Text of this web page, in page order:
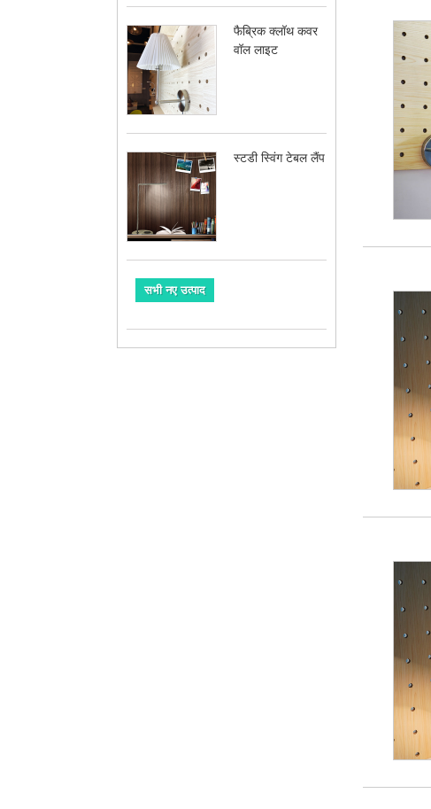
फैब्रिक क्लॉथ कवर
वॉल लाइट
स्टडी स्विंग टेबल लैंप
सभी नए उत्पाद